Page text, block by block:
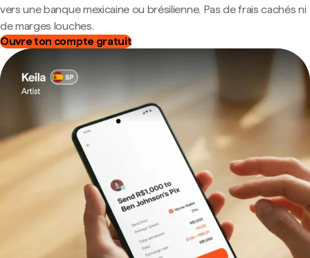
vers une banque mexicaine ou brésilienne. Pas de frais cachés ni
de marges louches.
Ouvre ton compte gratuit